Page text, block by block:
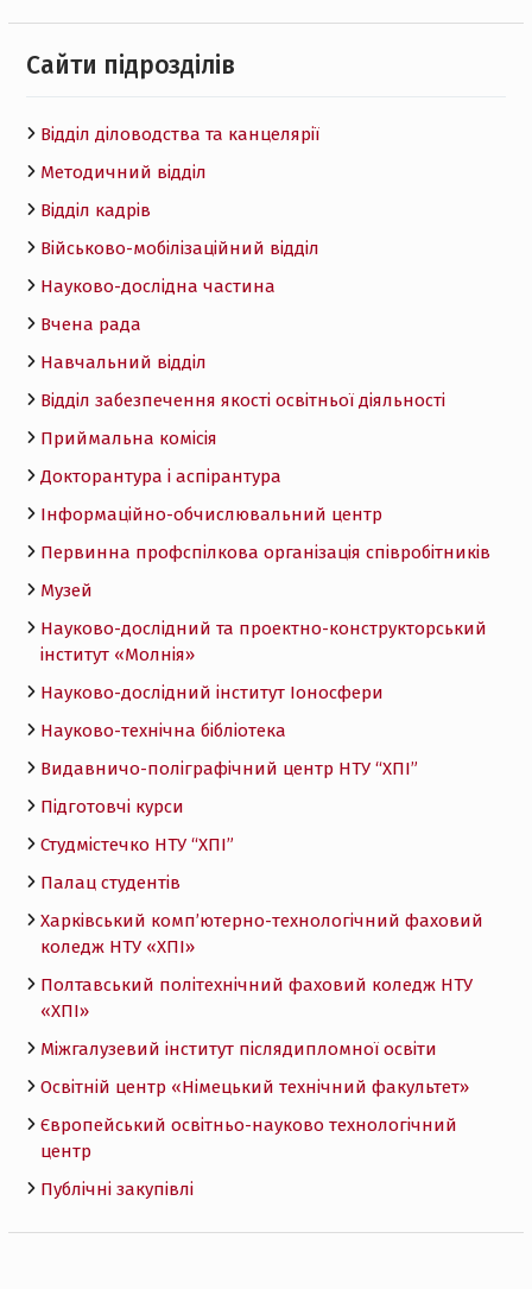
Cайти підрозділів
Відділ діловодства та канцелярії
Методичний відділ
Відділ кадрів
Військово-мобілізаційний відділ
Науково-дослідна частина
Вчена рада
Навчальний відділ
Відділ забезпечення якості освітньої діяльності
Приймальна комісія
Докторантура і аспірантура
Інформаційно-обчислювальний центр
Первинна профспілкова організація співробітників
Музей
Науково-дослідний та проектно-конструкторський
інститут «Молнія»
Науково-дослідний інститут Іоносфери
Науково-технічна бібліотека
Видавничо-поліграфічний центр НТУ “ХПІ”
Підготовчі курси
Студмістечко НТУ “ХПІ”
Палац студентів
Харківський комп’ютерно-технологічний фаховий
коледж НТУ «ХПI»
Полтавський політехнічний фаховий коледж НТУ
«ХПI»
Міжгалузевий інститут післядипломної освіти
Освітній центр «Німецький технічний факультет»
Європейський освітньо-науково технологічний
центр
Публічні закупівлі